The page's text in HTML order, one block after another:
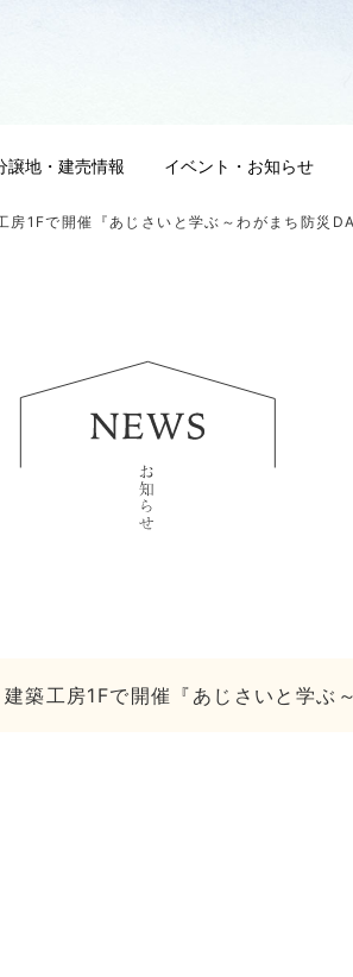
譲地・建売情報 イベント・お知らせ
房1Fで開催『あじさいと学ぶ～わがまち防災
築工房1Fで開催『あじさいと学ぶ